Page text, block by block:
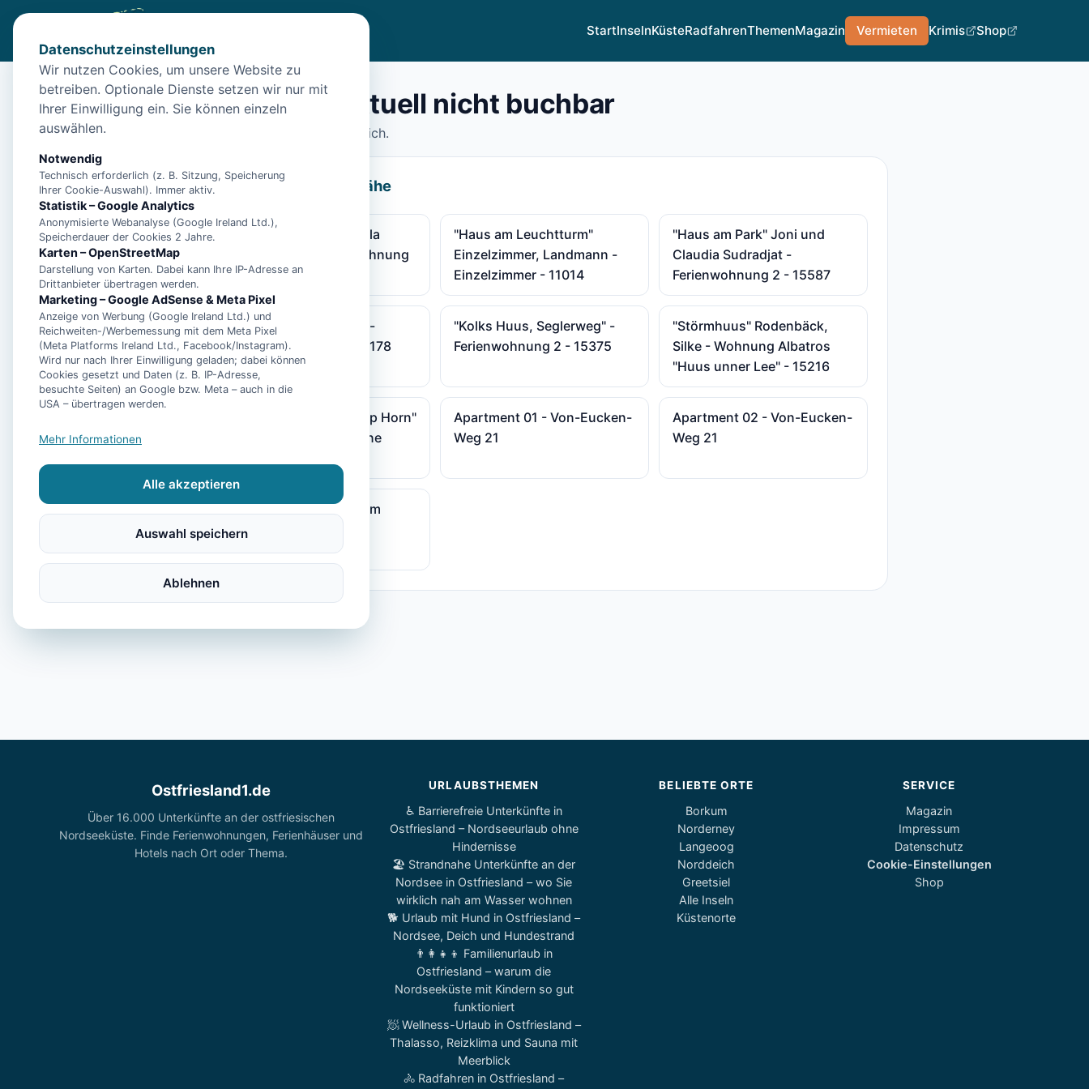
StartInselnKüsteRadfahrenThemenMagazin Vermieten Krimis Shop
Diese Unterkunft ist aktuell nicht buchbar
Wir haben Alternativen in für dich.
Unterkünfte in der Nähe
"Fischerhaus", Manuela
Landmann - Ferienwohnung
1 - 15447
"Haus am Leuchtturm"
Einzelzimmer, Landmann -
Einzelzimmer - 11014
"Haus am Park" Joni und
Claudia Sudradjat -
Ferienwohnung 2 - 15587
"Haus Göken" Emken -
Ferienwohnung 2 - 15178
"Kolks Huus, Seglerweg" -
Ferienwohnung 2 - 15375
"Störmhuus" Rodenbäck,
Silke - Wohnung Albatros
"Huus unner Lee" - 15216
Abken, Uwe "Haus Kap Horn"
- Ferienwohnung Kleine
Apartment 01 - Von-Eucken-
Weg 21
Apartment 02 - Von-Eucken-
Weg 21
Apartment 8 - Haus Am
Wattenmeer in
Neuharlingersiel
Ostfriesland1.de
Über 16.000 Unterkünfte an der ostfriesischen
Nordseeküste. Finde Ferienwohnungen, Ferienhäuser und
Hotels nach Ort oder Thema.
URLAUBSTHEMEN
♿ Barrierefreie Unterkünfte in
Ostfriesland – Nordseeurlaub ohne
Hindernisse
🏖️ Strandnahe Unterkünfte an der
Nordsee in Ostfriesland – wo Sie
wirklich nah am Wasser wohnen
🐕 Urlaub mit Hund in Ostfriesland –
Nordsee, Deich und Hundestrand
👨‍👩‍👧‍👦 Familienurlaub in
Ostfriesland – warum die
Nordseeküste mit Kindern so gut
funktioniert
🧖 Wellness-Urlaub in Ostfriesland –
Thalasso, Reizklima und Sauna mit
Meerblick
🚴 Radfahren in Ostfriesland –
BELIEBTE ORTE
Borkum
Norderney
Langeoog
Norddeich
Greetsiel
Alle Inseln
Küstenorte
SERVICE
Magazin
Impressum
Datenschutz
Cookie-Einstellungen
Shop
Datenschutzeinstellungen
Wir nutzen Cookies, um unsere Website zu
betreiben. Optionale Dienste setzen wir nur mit
Ihrer Einwilligung ein. Sie können einzeln
auswählen.
Notwendig
Technisch erforderlich (z. B. Sitzung, Speicherung
Ihrer Cookie-Auswahl). Immer aktiv.
Statistik – Google Analytics
Anonymisierte Webanalyse (Google Ireland Ltd.),
Speicherdauer der Cookies 2 Jahre.
Karten – OpenStreetMap
Darstellung von Karten. Dabei kann Ihre IP-Adresse an
Drittanbieter übertragen werden.
Marketing – Google AdSense & Meta Pixel
Anzeige von Werbung (Google Ireland Ltd.) und
Reichweiten-/Werbemessung mit dem Meta Pixel
(Meta Platforms Ireland Ltd., Facebook/Instagram).
Wird nur nach Ihrer Einwilligung geladen; dabei können
Cookies gesetzt und Daten (z. B. IP-Adresse,
besuchte Seiten) an Google bzw. Meta – auch in die
USA – übertragen werden.
Mehr Informationen
Alle akzeptieren
Auswahl speichern
Ablehnen